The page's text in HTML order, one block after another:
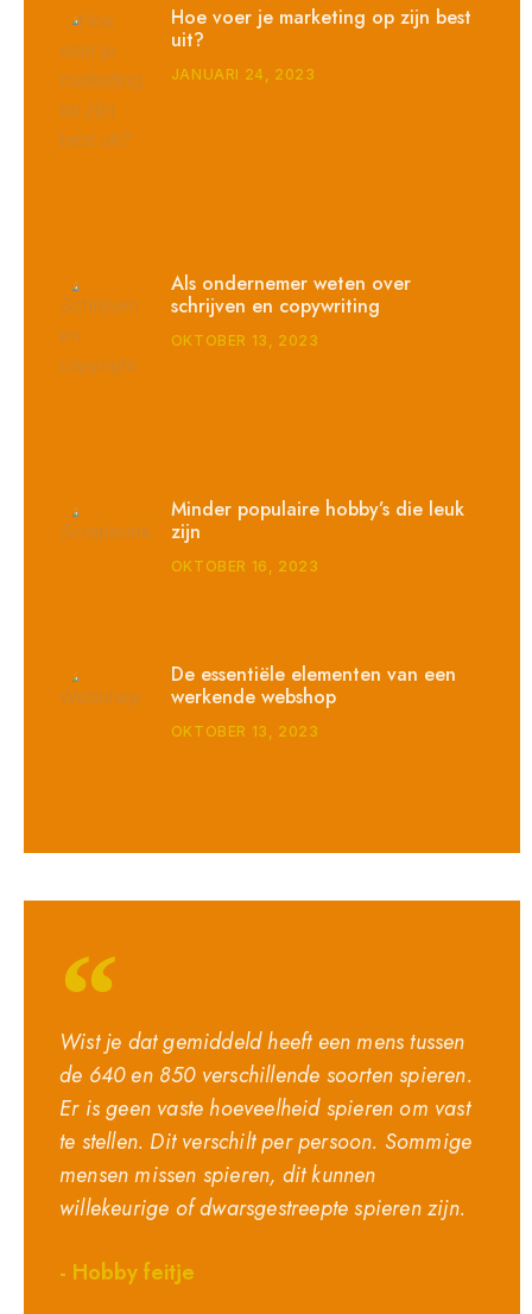
Hoe voer je marketing op zijn best
uit?
JANUARI 24, 2023
Als ondernemer weten over
schrijven en copywriting
OKTOBER 13, 2023
Minder populaire hobby’s die leuk
zijn
OKTOBER 16, 2023
De essentiële elementen van een
werkende webshop
OKTOBER 13, 2023
Wist je dat gemiddeld heeft een mens tussen
de 640 en 850 verschillende soorten spieren.
Er is geen vaste hoeveelheid spieren om vast
te stellen. Dit verschilt per persoon. Sommige
mensen missen spieren, dit kunnen
willekeurige of dwarsgestreepte spieren zijn.
- Hobby feitje​